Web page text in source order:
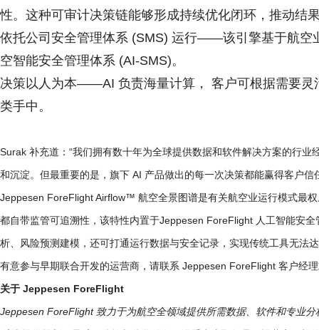
性。这种可审计决策链能够形成持续优化闭环，推动结
依托公司安全管理体系 (SMS) 运行——该引擎基于航空
空智能安全管理体系 (AI-SMS)。
决策以人为本——AI 负责海量计算， 客户可根据需要灵
类手中。
Surak 补充道：“我们拥有数十年为全球提供数据和软件解决方案的行
和沉淀。但最重要的是，旗下 AI 产品做出的每一次决策都能赢得客户信
Jeppesen ForeFlight Airflow™ 航空全景图谱是有关航空业运行模式最
都自带监管可追溯性，该特性内置于Jeppesen ForeFlight 人工智能安
析、风险预测建模，还可打通运行数据与安全记录，实现传统工具无法
有意参与早期联合开发的运营商，请联系 Jeppesen ForeFlight 客户经
关于 Jeppesen ForeFlight
Jeppesen ForeFlight 致力于为航空全领域提供所需数据、软件和专业